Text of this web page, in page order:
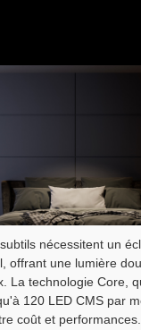
nécessitent un
offrant une lumière
La technologie Core,
120 LED CMS par
coût et